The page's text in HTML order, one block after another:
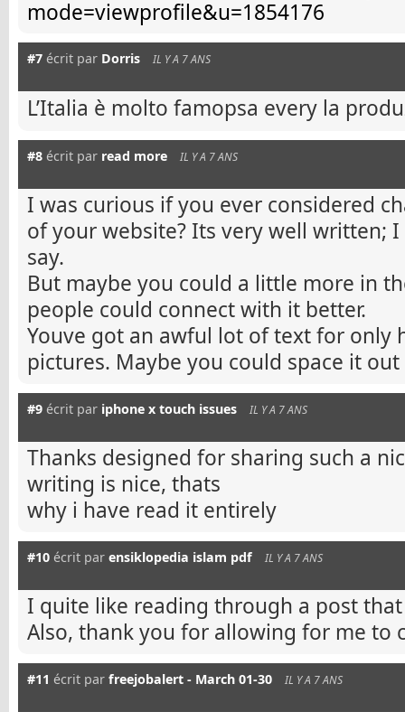
mode=viewprofile&u=1854176
#7 écrit par Dorris IL Y A 7 ANS
L’Italia è mοlto famopsa еvery la
#8 écrit par read more IL Y A 7 ANS
I was curious if you ever considered
of your website? Its very well written;
say.
But maybe you could a little more in
people could connect with it better.
Youve got an awful lot of text for only
pictures. Maybe you could space it
#9 écrit par iphone x touch issues IL Y A 7 ANS
Thanks designed for sharing such a
writing is nice, thats
why i have read it entirely
#10 écrit par ensiklopedia islam pdf IL Y A 7 ANS
I quite like reading through a post
Also, thank you for allowing for me to
#11 écrit par freejobalert - March 01-30 IL Y A 7 ANS